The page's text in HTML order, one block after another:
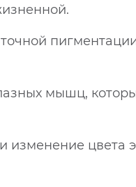
мышц,
изменение цвета